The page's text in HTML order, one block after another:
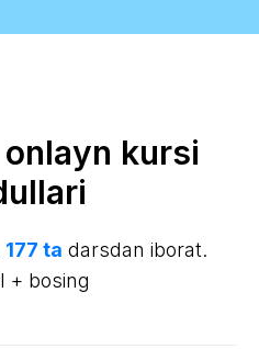
kursi
177 ta darsdan iborat.
+ bosing